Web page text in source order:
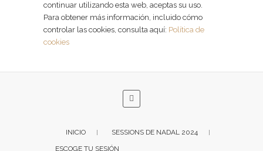
continuar utilizando esta web, aceptas su uso.
Para obtener más información, incluido cómo
controlar las cookies, consulta aquí: Política de
cookies
INICIO
SESSIONS DE NADAL 2024
ESCOGE TU SESIÓN